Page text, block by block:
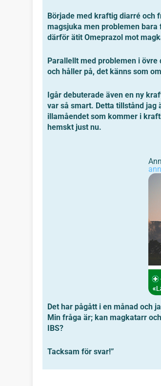
Började med kraftig diarré och
magsjuka men problemen
därför ätit Omeprazol mot
Parallellt med problemen i
och håller på, det känns som
Igår debuterade även en ny
var så smart. Detta tillstånd jag
illamåendet som kommer i
hemskt just nu.
Det har pågått i en månad och
Min fråga är; kan magkatarr
IBS?
Tacksam för svar!”